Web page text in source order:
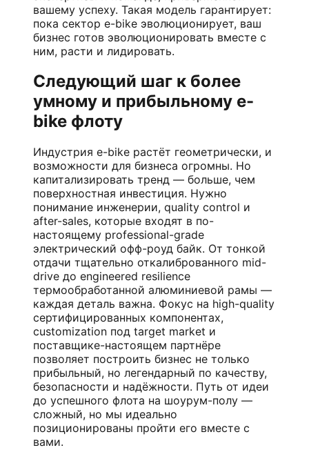
вашему успеху. Такая модель гарантирует:
пока сектор e-bike эволюционирует, ваш
бизнес готов эволюционировать вместе с
ним, расти и лидировать.
Следующий шаг к более
умному и прибыльному e-
bike флоту
Индустрия e-bike растёт геометрически, и
возможности для бизнеса огромны. Но
капитализировать тренд — больше, чем
поверхностная инвестиция. Нужно
понимание инженерии, quality control и
after-sales, которые входят в по-
настоящему professional-grade
электрический офф-роуд байк. От тонкой
отдачи тщательно откалиброванного mid-
drive до engineered resilience
термообработанной алюминиевой рамы —
каждая деталь важна. Фокус на high-quality
сертифицированных компонентах,
customization под target market и
поставщике-настоящем партнёре
позволяет построить бизнес не только
прибыльный, но легендарный по качеству,
безопасности и надёжности. Путь от идеи
до успешного флота на шоурум-полу —
сложный, но мы идеально
позиционированы пройти его вместе с
вами.